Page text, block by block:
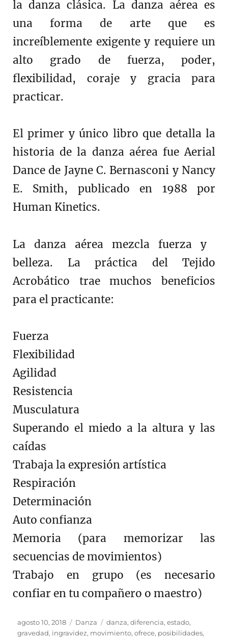
la danza clásica. La danza aérea es
una forma de arte que es
increíblemente exigente y requiere un
alto grado de fuerza, poder,
flexibilidad, coraje y gracia para
practicar.
El primer y único libro que detalla la
historia de la danza aérea fue Aerial
Dance de Jayne C. Bernasconi y Nancy
E. Smith, publicado en 1988 por
Human Kinetics.
La danza aérea mezcla fuerza y ​​
belleza. La práctica del Tejido
Acrobático trae muchos beneficios
para el practicante:
Fuerza
Flexibilidad
Agilidad
Resistencia
Musculatura
Superando el miedo a la altura y las
caídas
Trabaja la expresión artística
Respiración
Determinación
Auto confianza
Memoria (para memorizar las
secuencias de movimientos)
Trabajo en grupo (es necesario
confiar en tu compañero o maestro)
Publicado
el
agosto 10, 2018 Categorías
Danza Etiquetas
danza,diferencia,estado,
gravedad, ingravidez, movimiento,ofrece, posibilidades,